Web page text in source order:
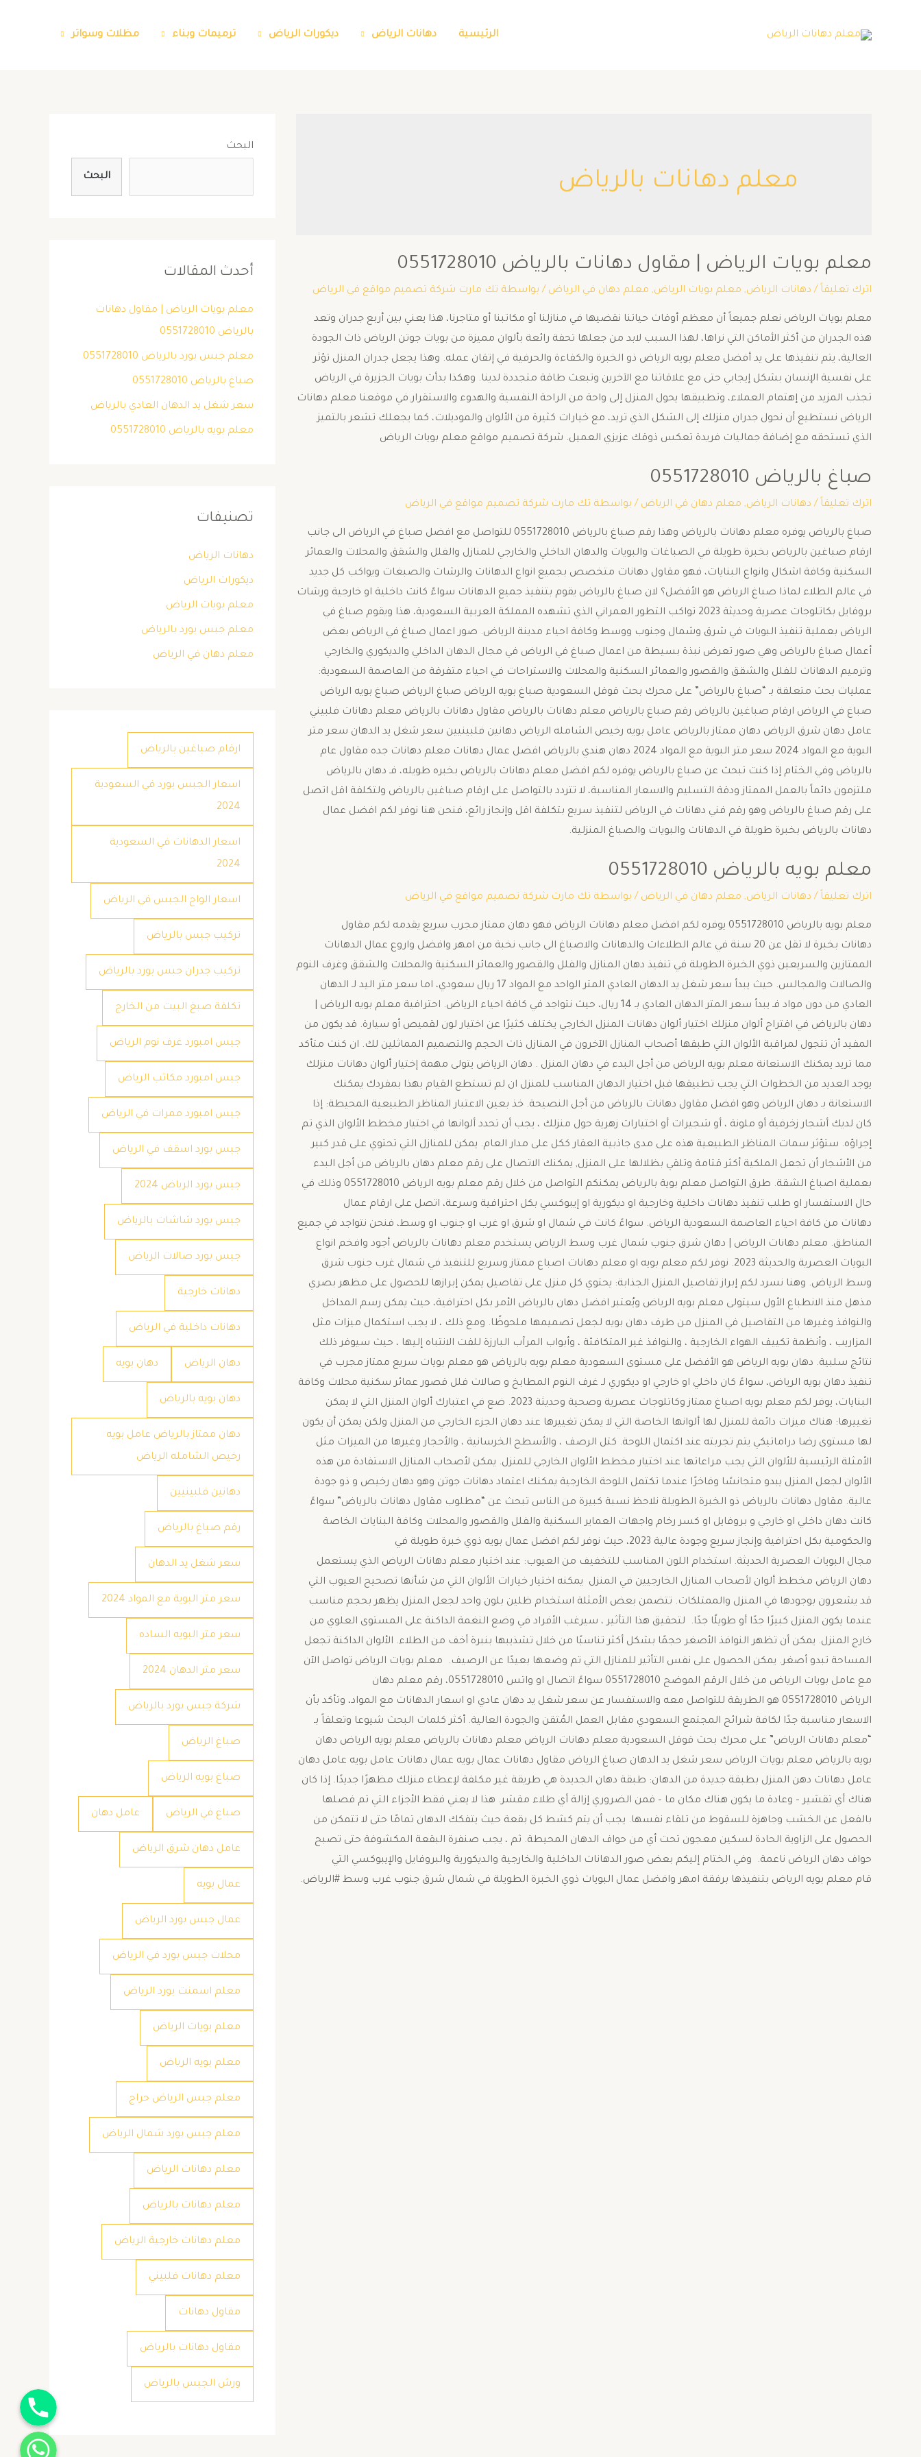
الرئيسية دهانات الرياض ديكورات الرياض ترميمات وبناء مظلات وسواتر
معلم دهانات بالرياض
معلم بويات الرياض | مقاول دهانات بالرياض 0551728010
اترك تعليقاً / دهانات الرياض, معلم بويات الرياض, معلم دهان في الرياض / بواسطة تك مارت شركة تصميم مواقع في الرياض
معلم بويات الرياض نعلم جميعاً أن معظم أوقات حياتنا نقضيها في منازلنا أو مكاتبنا أو متاجرنا، هذا يعني بين أربع جدران وتعد
هذه الجدران من أكثر الأماكن التي نراها، لهذا السبب لابد من جعلها تحفة رائعة بألوان مميزة من بويات جوتن الرياض ذات الجودة
العالية، يتم تنفيذها على يد أفضل معلم بويه الرياض ذو الخبرة والكفاءة والحرفية في إتقان عمله. وهذا يجعل جدران المنزل تؤثر
على نفسية الإنسان بشكل إيجابي حتى مع علاقاتنا مع الآخرين وتبعث طاقة متجددة لدينا. وهكذا بدأت بويات الجزيرة في الرياض
تجذب المزيد من إهتمام العملاء، وتطبيقها يحول المنزل إلى واحة من الراحة النفسية والهدوء والاستقرار.في موقعنا معلم دهانات
الرياض نستطيع أن نحول جدران منزلك إلى الشكل الذي تريد، مع خيارات كثيرة من الألوان والموديلات، كما يجعلك تشعر بالتميز
الذي تستحقه مع إضافة جماليات فريدة تعكس ذوقك عزيزي العميل. شركة تصميم مواقع معلم بويات الرياض
صباغ بالرياض 0551728010
اترك تعليقاً / دهانات الرياض, معلم دهان في الرياض / بواسطة تك مارت شركة تصميم مواقع في الرياض
صباغ بالرياض يوفره معلم دهانات بالرياض وهذا رقم صباغ بالرياض 0551728010 للتواصل مع افضل صباغ في الرياض الى جانب
ارقام صباغين بالرياض بخبرة طويلة في الصباغات والبويات والدهان الداخلي والخارجي للمنازل والفلل والشقق والمحلات والعمائر
السكنية وكافة اشكال وانواع البنايات، فهو مقاول دهانات متخصص بجميع انواع الدهانات والرشات والصبغات ويواكب كل جديد
في عالم الطلاء لماذا صباغ الرياض هو الأفضل؟ لان صباغ بالرياض يقوم بتنفيذ جميع الدهانات سواءً كانت داخلية او خارجية ورشات
بروفايل بكاتلوجات عصرية وحديثة 2023 تواكب التطور العمراني الذي تشهده المملكة العربية السعودية، هذا ويقوم صباغ في
الرياض بعملية تنفيذ البويات في شرق وشمال وجنوب ووسط وكافة احياء مدينة الرياض. صور اعمال صباغ في الرياض بعض
أعمال صباغ بالرياض وهي صور تعرض نبذة بسيطة من اعمال صباغ في الرياض في مجال الدهان الداخلي والديكوري والخارجي
وترميم الدهانات للفلل والشقق والقصور والعمائر السكنية والمحلات والاستراحات في احياء متفرقة من العاصمة السعودية:
عمليات بحث متعلقة بـ “صباغ بالرياض” على محرك بحث قوقل السعودية صباغ بويه الرياض صباغ الرياض صباغ بويه الرياض
صباغ في الرياض ارقام صباغين بالرياض رقم صباغ بالرياض معلم دهانات بالرياض مقاول دهانات بالرياض معلم دهانات فلبيني
عامل دهان شرق الرياض دهان ممتاز بالرياض عامل بويه رخيص الشامله الرياض دهانين فلبينيين سعر شغل يد الدهان سعر متر
البوية مع المواد 2024 سعر متر البوية مع المواد 2024 دهان هندي بالرياض افضل عمال دهانات معلم دهانات جده مقاول عام
بالرياض وفي الختام إذا كنت تبحث عن صباغ بالرياض يوفره لكم افضل معلم دهانات بالرياض بخبره طويله، فـ دهان بالرياض
ملتزمون دائماً بالعمل الممتاز ودقة التسليم والاسعار المناسبة، لا تتردد بالتواصل على ارقام صباغين بالرياض ولتكلفة اقل اتصل
على رقم صباغ بالرياض وهو رقم فني دهانات في الرياض لتنفيذ سريع بتكلفة اقل وإنجاز رائع، فنحن هنا نوفر لكم افضل عمال
دهانات بالرياض بخبرة طويلة في الدهانات والبويات والصباغ المنزلية.
معلم بويه بالرياض 0551728010
اترك تعليقاً / دهانات الرياض, معلم دهان في الرياض / بواسطة تك مارت شركة تصميم مواقع في الرياض
معلم بويه بالرياض 0551728010 يوفره لكم افضل معلم دهانات الرياض فهو دهان ممتاز مجرب سريع يقدمه لكم مقاول
دهانات بخبرة لا تقل عن 20 سنة في عالم الطلاءات والدهانات والاصباغ الى جانب نخبة من امهر وافضل واروع عمال الدهانات
الممتازين والسريعين ذوي الخبرة الطويلة في تنفيذ دهان المنازل والفلل والقصور والعمائر السكنية والمحلات والشقق وغرف النوم
والصالات والمجالس. حيث يبدأ سعر شغل يد الدهان العادي المتر الواحد مع المواد 17 ريال سعودي، اما سعر متر اليد لـ الدهان
العادي من دون مواد فـ يبدأ سعر المتر الدهان العادي بـ 14 ريال، حيث نتواجد في كافة احياء الرياض. احترافية معلم بويه الرياض |
دهان بالرياض في اقتراح ألوان منزلك اختيار ألوان دهانات المنزل الخارجي يختلف كثيرًا عن اختيار لون لقميص أو سيارة. قد يكون من
المفيد أن تتجول لمراقبة الألوان التي طبقها أصحاب المنازل الآخرون في المنازل ذات الحجم والتصميم المماثلين لك. ان كنت متأكد
مما تريد يمكنك الاستعانة معلم بويه الرياض من أجل البدء في دهان المنزل . دهان الرياض يتولى مهمة إختيار ألوان دهانات منزلك
يوجد العديد من الخطوات التي يجب تطبيقها قبل اختيار الدهان المناسب للمنزل ان لم تستطع القيام بهذا بمفردك يمكنك
الاستعانة بـ دهان الرياض وهو افضل مقاول دهانات بالرياض من أجل النصيحة. خذ بعين الاعتبار المناظر الطبيعية المحيطة: إذا
كان لديك أشجار زخرفية أو ملونة ، أو شجيرات أو اختيارات زهرية حول منزلك ، يجب أن تحدد ألوانها في اختيار مخطط الألوان الذي تم
إجراؤه. ستؤثر سمات المناظر الطبيعية هذه على مدى جاذبية العقار ككل على مدار العام. يمكن للمنازل التي تحتوي على قدر كبير
من الأشجار أن تجعل الملكية أكثر قتامة وتلقي بظلالها على المنزل, يمكنك الاتصال على رقم معلم دهان بالرياض من أجل البدء
بعملية اصباغ الشقة. طرق التواصل معلم بوية بالرياض يمكنكم التواصل من خلال رقم معلم بويه الرياض 0551728010 وذلك في
حال الاستفسار او طلب تنفيذ دهانات داخلية وخارجية او ديكورية او إيبوكسي بكل احترافية وسرعة، اتصل على ارقام عمال
دهانات من كافة احياء العاصمة السعودية الرياض. سواءً كانت في شمال او شرق او غرب او جنوب او وسط، فنحن نتواجد في جميع
المناطق. معلم دهانات الرياض | دهان شرق جنوب شمال غرب وسط الرياض يستخدم معلم دهانات بالرياض أجود وافخم انواع
البويات العصرية والحديثة 2023. نوفر لكم معلم بويه او معلم دهانات اصباع ممتاز وسريع للتنفيذ في شمال غرب جنوب شرق
وسط الرياض. وهنا نسرد لكم إبراز تفاصيل المنزل الجذابة: يحتوي كل منزل على تفاصيل يمكن إبرازها للحصول على مظهر بصري
مذهل منذ الانطباع الأول سيتولى معلم بويه الرياض ويُعتبر افضل دهان بالرياض الأمر بكل احترافية، حيث يمكن رسم المداخل
والنوافذ وغيرها من التفاصيل في المنزل من طرف دهان بويه لجعل تصميمها ملحوظًا. ومع ذلك ، لا يجب استكمال ميزات مثل
المزاريب ، وأنظمة تكييف الهواء الخارجية ، والنوافذ غير المتكافئة ، وأبواب المرآب البارزة للفت الانتباه إليها ، حيث سيوفر ذلك
نتائج سلبية. دهان بويه الرياض هو الأفضل على مستوى السعودية معلم بويه بالرياض هو معلم بويات سريع ممتاز مجرب في
تنفيذ دهان بويه الرياض، سواءً كان داخلي او خارجي او ديكوري لـ غرف النوم المطابخ و صالات فلل قصور عمائر سكنية محلات وكافة
البنايات، يوفر لكم معلم بويه اصباغ ممتاز وكاتلوجات عصرية وصحية وحديثة 2023. ضع في اعتبارك ألوان المنزل التي لا يمكن
تغييرها: هناك ميزات دائمة للمنزل لها ألوانها الخاصة التي لا يمكن تغييرها عند دهان الجزء الخارجي من المنزل ولكن يمكن أن يكون
لها مستوى رضا دراماتيكي يتم تجربته عند اكتمال اللوحة. كتل الرصف ، والأسطح الخرسانية ، والأحجار وغيرها من الميزات مثل
الأمثلة الرئيسية للألوان التي يجب مراعاتها عند اختيار مخطط الألوان الخارجي للمنزل. يمكن لأصحاب المنازل الاستفادة من هذه
الألوان لجعل المنزل يبدو متجانسًا وفاخرًا عندما تكتمل اللوحة الخارجية يمكنك اعتماد دهانات جوتن وهو دهان رخيص و ذو جودة
عالية. مقاول دهانات بالرياض ذو الخبرة الطويلة نلاحظ نسبة كبيرة من الناس تبحث عن “مطلوب مقاول دهانات بالرياض” سواءً
كانت دهان داخلي او خارجي و بروفايل او كسر رخام واجهات العماير السكنية والفلل والقصور والمحلات وكافة البنايات الخاصة
والحكومية بكل احترافية وإنجاز سريع وجودة عالية 2023، حيث نوفر لكم افضل عمال بويه ذوي خبرة طويلة في
مجال البويات العصرية الحديثة. استخدام اللون المناسب للتخفيف من العيوب: عند اختيار معلم دهانات الرياض الذي يستعمل
دهان الرياض مخطط ألوان لأصحاب المنازل الخارجيين في المنزل يمكنه اختيار خيارات الألوان التي من شأنها تصحيح العيوب التي
قد يشعرون بوجودها في المنزل والممتلكات. تتضمن بعض الأمثلة استخدام ظلين بلون واحد لجعل المنزل يظهر بحجم مناسب
عندما يكون المنزل كبيرًا جدًا أو طويلًا جدًا. لتحقيق هذا التأثير ، سيرغب الأفراد في وضع النغمة الداكنة على المستوى العلوي من
خارج المنزل. يمكن أن تظهر النوافذ الأصغر حجمًا بشكل أكثر تناسبًا من خلال تشذيبها بنبرة أخف من الطلاء. الألوان الداكنة تجعل
المساحة تبدو أصغر. يمكن الحصول على نفس التأثير للمنازل التي تم وضعها بعيدًا عن الرصيف. معلم بويات الرياض تواصل الآن
مع عامل بويات الرياض من خلال الرقم الموضح 0551728010 سواءً اتصال او واتس 0551728010، رقم معلم دهان
الرياض 0551728010 هو الطريقة للتواصل معه والاستفسار عن سعر شغل يد دهان عادي او اسعار الدهانات مع المواد، وتأكد بأن
الاسعار مناسبة جدًا لكافة شرائح المجتمع السعودي مقابل العمل المُتقن والجودة العالية. أكثر كلمات البحث شيوعا وتعلقاً بـ
“معلم دهانات الرياض” على محرك بحث قوقل السعودية معلم دهانات الرياض معلم دهانات بالرياض معلم بويه الرياض دهان
بويه بالرياض معلم بويات الرياض سعر شغل يد الدهان صباغ الرياض مقاول دهانات عمال بويه عمال دهانات عامل بويه عامل دهان
عامل دهانات دهن المنزل بطبقة جديدة من الدهان: طبقة دهان الجديدة هي طريقة غير مكلفة لإعطاء منزلك مظهرًا جديدًا. إذا كان
هناك أي تقشير – وعادة ما يكون هناك مكان ما – فمن الضروري إزالة أي طلاء مقشر. هذا لا يعني فقط الأجزاء التي تم فصلها
بالفعل عن الخشب وجاهزة للسقوط من تلقاء نفسها. يجب أن يتم كشط كل بقعة حيث يتفكك الدهان تمامًا حتى لا تتمكن من
الحصول على الزاوية الحادة لسكين معجون تحت أي من حواف الدهان المحيطة. ثم ، يجب صنفرة البقعة المكشوفة حتى تصبح
حواف دهان الرياض ناعمة. وفي الختام إليكم بعض صور الدهانات الداخلية والخارجية والديكورية والبروفايل والإيبوكسي التي
قام معلم بويه الرياض بتنفيذها برفقة امهر وافضل عمال البويات ذوي الخبرة الطويلة في شمال شرق جنوب غرب وسط #الرياض.
البحث
البحث
أحدث المقالات
معلم بويات الرياض | مقاول دهانات
بالرياض 0551728010
معلم جبس بورد بالرياض 0551728010
صباغ بالرياض 0551728010
سعر شغل يد الدهان العادي بالرياض
معلم بويه بالرياض 0551728010
تصنيفات
دهانات الرياض
ديكورات الرياض
معلم بويات الرياض
معلم جبس بورد بالرياض
معلم دهان في الرياض
ارقام صباغين بالرياض
اسعار الجبس بورد في السعودية
2024
اسعار الدهانات في السعودية
2024
اسعار الواح الجبس في الرياض
تركيب جبس بالرياض
تركيب جدران جبس بورد بالرياض
تكلفة صبغ البيت من الخارج
جبس امبورد غرف نوم الرياض
جبس امبورد مكاتب الرياض
جبس امبورد ممرات في الرياض
جبس بورد اسقف في الرياض
جبس بورد الرياض 2024
جبس بورد شاشات بالرياض
جبس بورد صالات الرياض
دهانات خارجية
دهانات داخلية في الرياض
دهان الرياض دهان بويه
دهان بويه بالرياض
دهان ممتاز بالرياض عامل بويه
رخيص الشامله الرياض
دهانين فلبينيين
رقم صباغ بالرياض
سعر شغل يد الدهان
سعر متر البوية مع المواد 2024
سعر متر البويه الساده
سعر متر الدهان 2024
شركة جبس بورد بالرياض
صباغ الرياض
صباغ بويه الرياض
صباغ في الرياض عامل دهان
عامل دهان شرق الرياض
عمال بويه
عمال جبس بورد الرياض
محلات جبس بورد في الرياض
معلم اسمنت بورد الرياض
معلم بويات الرياض
معلم بويه الرياض
معلم جبس الرياض حراج
معلم جبس بورد شمال الرياض
معلم دهانات الرياض
معلم دهانات بالرياض
معلم دهانات خارجية الرياض
معلم دهانات فلبيني
مقاول دهانات
مقاول دهانات بالرياض
ورش الجبس بالرياض جوال
واتساب